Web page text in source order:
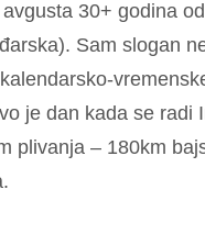
30+ godina
Sam slogan
je dan kada se radi
plivanja – 180km